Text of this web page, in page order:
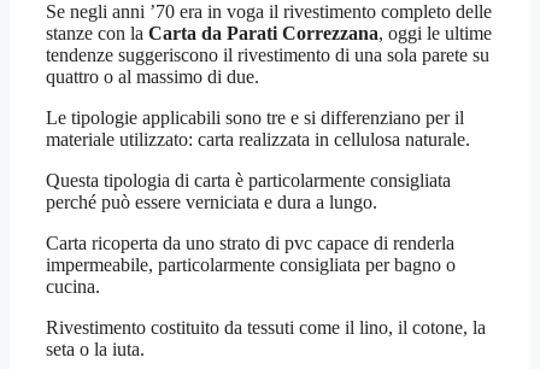
Se negli anni ’70 era in voga il rivestimento completo delle
stanze con la Carta da Parati Correzzana, oggi le ultime
tendenze suggeriscono il rivestimento di una sola parete su
quattro o al massimo di due.
Le tipologie applicabili sono tre e si differenziano per il
materiale utilizzato: carta realizzata in cellulosa naturale.
Questa tipologia di carta è particolarmente consigliata
perché può essere verniciata e dura a lungo.
Carta ricoperta da uno strato di pvc capace di renderla
impermeabile, particolarmente consigliata per bagno o
cucina.
Rivestimento costituito da tessuti come il lino, il cotone, la
seta o la iuta.